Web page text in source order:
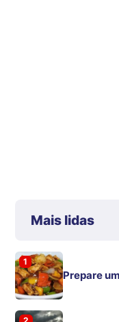
Mais lidas
1
Prepare